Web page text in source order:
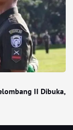
II Dibuka,